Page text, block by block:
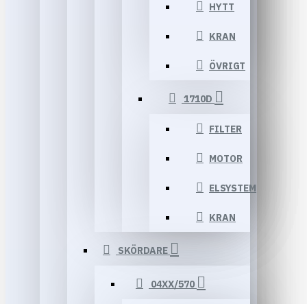
HYTT
KRAN
ÖVRIGT
1710D
FILTER
MOTOR
ELSYSTEM
KRAN
SKÖRDARE
04XX/570